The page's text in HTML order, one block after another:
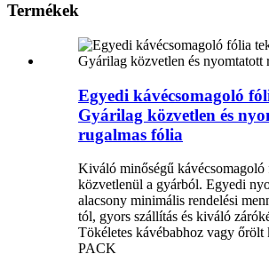
Termékek
Egyedi kávécsomagoló
Gyárilag közvetlen és
rugalmas fólia
Kiváló minőségű kávécsomagoló
közvetlenül a gyárból. Egyedi
alacsony minimális rendelési
tól, gyors szállítás és kiváló
Tökéletes kávébabhoz vagy őrölt
PACK